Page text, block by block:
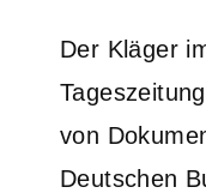
Der Kläger
von
Deutschen